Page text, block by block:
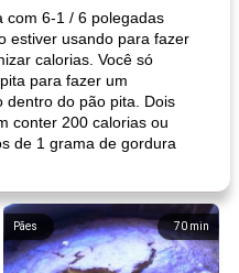
com 6-1 / 6 polegadas
estiver usando para fazer
calorias. Você só
para fazer um
dentro do pão pita. Dois
conter 200 calorias ou
de 1 grama de gordura
70 min
Pães